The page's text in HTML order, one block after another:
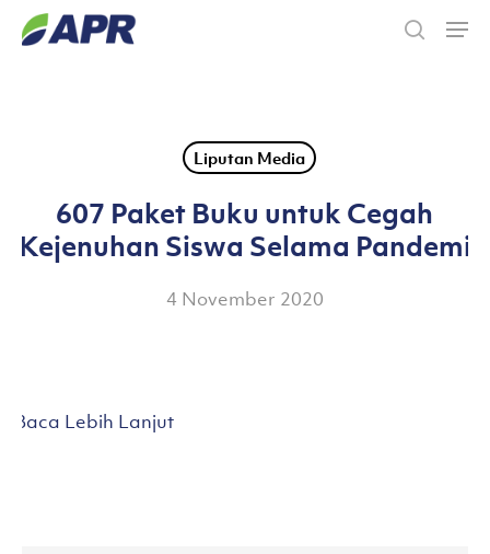
Skip
Liputan Media
607 Paket Buku untuk Cegah
Kejenuhan Siswa Selama Pandemi
4 November 2020
Baca Lebih Lanjut